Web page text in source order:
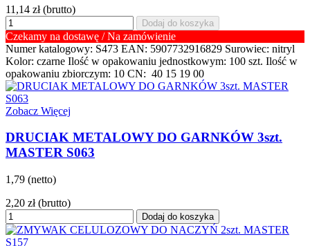
11,14 zł (brutto)
Dodaj do koszyka
Czekamy na dostawę / Na zamówienie
Numer katalogowy: S473 EAN: 5907732916829 Surowiec: nitryl
Kolor: czarne Ilość w opakowaniu jednostkowym: 100 szt. Ilość w
opakowaniu zbiorczym: 10 CN: 40 15 19 00
Zobacz Więcej
DRUCIAK METALOWY DO GARNKÓW 3szt.
MASTER S063
1,79 (netto)
2,20 zł (brutto)
Dodaj do koszyka